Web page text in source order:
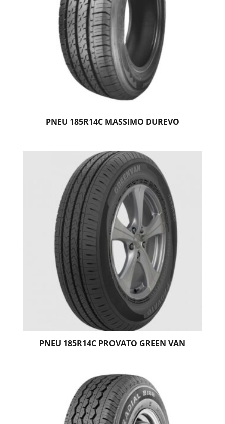
PNEU 185R14C MASSIMO DUREVO
PNEU 185R14C PROVATO GREEN VAN